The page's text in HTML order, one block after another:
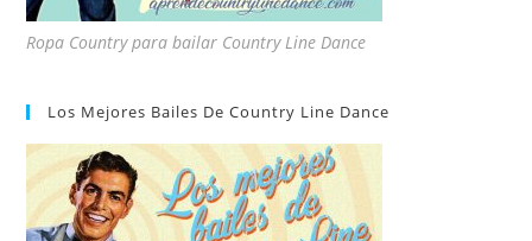
Ropa Country para bailar Country Line Dance
Los Mejores Bailes De Country Line Dance